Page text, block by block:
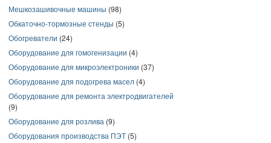
Мешкозашивочные машины (98)
Обкаточно-тормозные стенды (5)
Обогреватели (24)
Оборудование для гомогенизации (4)
Оборудование для микроэлектроники (37)
Оборудование для подогрева масел (4)
Оборудование для ремонта электродвигателей
(9)
Оборудование для розлива (9)
Оборудования производства ПЭТ (5)